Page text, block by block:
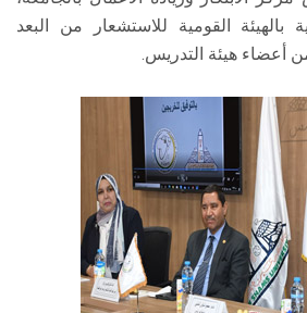
بالهيئة القومية للاستشعار من البعد
أعضاء هيئة التدريس.